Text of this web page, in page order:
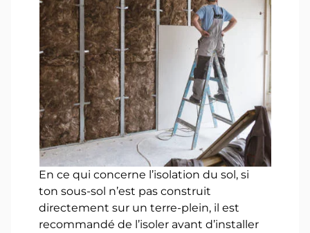
En ce qui concerne l’isolation du sol, si
ton sous-sol n’est pas construit
directement sur un terre-plein, il est
recommandé de l’isoler avant d’installer